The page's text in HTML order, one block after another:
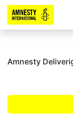
Amnesty